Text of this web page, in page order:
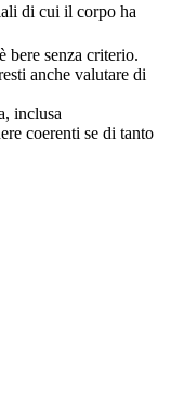
di cui il corpo ha
bere senza criterio.
anche valutare di
inclusa
coerenti se di tanto